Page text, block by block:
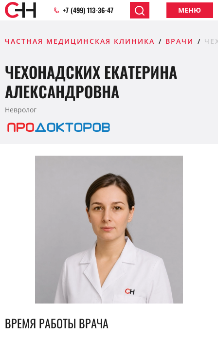
+7 (499) 113-36-47 МЕНЮ
ЧАСТНАЯ МЕДИЦИНСКАЯ КЛИНИКА ВРАЧИ
ЧЕХОНАДСКИХ ЕКАТЕРИНА
АЛЕКСАНДРОВНА
Невролог
ВРЕМЯ РАБОТЫ ВРАЧА